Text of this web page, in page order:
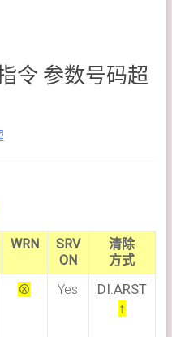
令 参数号码超
WRN
SRV
ON
清除
方式
⊗ Yes
DI.ARST
↑